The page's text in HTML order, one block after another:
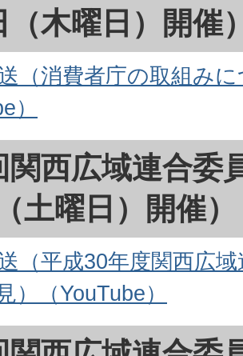
（木曜日）開催
（消費者庁の取組み
）
関西広域連合委
土曜日）開催）
（平成30年度関西広
）（YouTube）